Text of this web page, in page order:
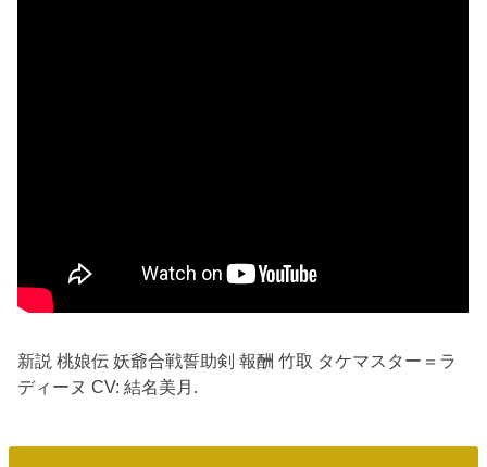
新説 桃娘伝 妖爺合戦誓助剣 報酬 竹取 タケマスター＝ラ
ディーヌ CV: 結名美月.